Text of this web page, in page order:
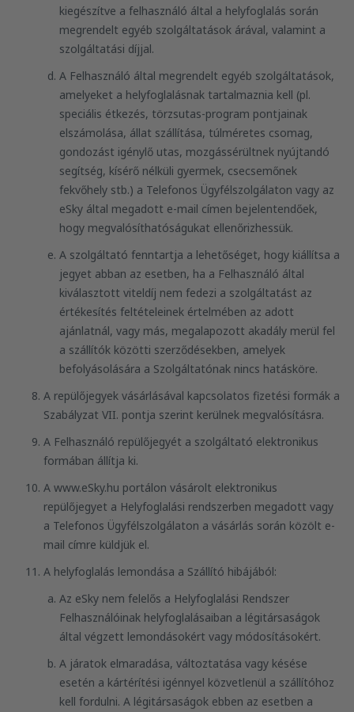
kiegészítve a felhasználó által a helyfoglalás során
megrendelt egyéb szolgáltatások árával, valamint a
szolgáltatási díjjal.
A Felhasználó által megrendelt egyéb szolgáltatások,
amelyeket a helyfoglalásnak tartalmaznia kell (pl.
speciális étkezés, törzsutas-program pontjainak
elszámolása, állat szállítása, túlméretes csomag,
gondozást igénylő utas, mozgássérültnek nyújtandó
segítség, kísérő nélküli gyermek, csecsemőnek
fekvőhely stb.) a Telefonos Ügyfélszolgálaton vagy az
eSky által megadott e-mail címen bejelentendőek,
hogy megvalósíthatóságukat ellenőrizhessük.
A szolgáltató fenntartja a lehetőséget, hogy kiállítsa a
jegyet abban az esetben, ha a Felhasználó által
kiválasztott viteldíj nem fedezi a szolgáltatást az
értékesítés feltételeinek értelmében az adott
ajánlatnál, vagy más, megalapozott akadály merül fel
a szállítók közötti szerződésekben, amelyek
befolyásolására a Szolgáltatónak nincs hatásköre.
A repülőjegyek vásárlásával kapcsolatos fizetési formák a
Szabályzat VII. pontja szerint kerülnek megvalósításra.
A Felhasználó repülőjegyét a szolgáltató elektronikus
formában állítja ki.
A www.eSky.hu portálon vásárolt elektronikus
repülőjegyet a Helyfoglalási rendszerben megadott vagy
a Telefonos Ügyfélszolgálaton a vásárlás során közölt e-
mail címre küldjük el.
A helyfoglalás lemondása a Szállító hibájából:
Az eSky nem felelős a Helyfoglalási Rendszer
Felhasználóinak helyfoglalásaiban a légitársaságok
által végzett lemondásokért vagy módosításokért.
A járatok elmaradása, változtatása vagy késése
esetén a kártérítési igénnyel közvetlenül a szállítóhoz
kell fordulni. A légitársaságok ebben az esetben a